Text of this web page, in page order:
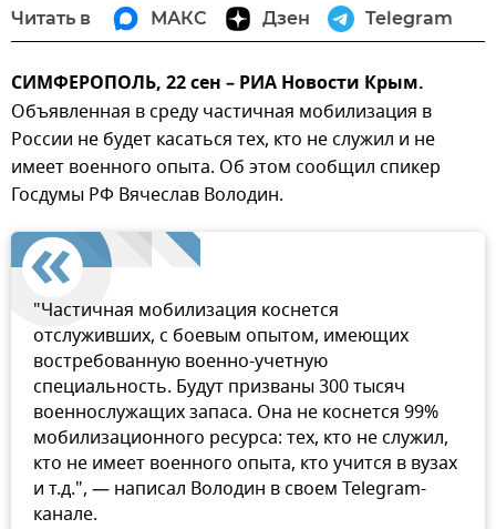
Читать в МАКС Дзен Telegram
СИМФЕРОПОЛЬ, 22 сен – РИА Новости Крым.
Объявленная в среду частичная мобилизация в
России не будет касаться тех, кто не служил и не
имеет военного опыта. Об этом сообщил спикер
Госдумы РФ Вячеслав Володин.
"Частичная мобилизация коснется
отслуживших, с боевым опытом, имеющих
востребованную военно-учетную
специальность. Будут призваны 300 тысяч
военнослужащих запаса. Она не коснется 99%
мобилизационного ресурса: тех, кто не служил,
кто не имеет военного опыта, кто учится в вузах
и т.д.", — написал Володин в своем Telegram-
канале.